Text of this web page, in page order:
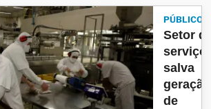
PÚBLICO
Setor
salva
geração
de